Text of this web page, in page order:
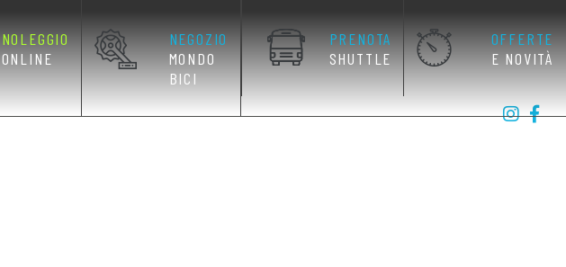
NOLEGGIO
ONLINE
NEGOZIO
MONDO
BICI
PRENOTA
SHUTTLE
OFFERTE
E NOVITÀ